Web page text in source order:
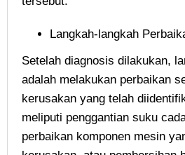
Langkah-langkah
Setelah diagnosis dilakukan,
adalah melakukan perbaikan
kerusakan yang telah
meliputi penggantian suku
perbaikan komponen mesin